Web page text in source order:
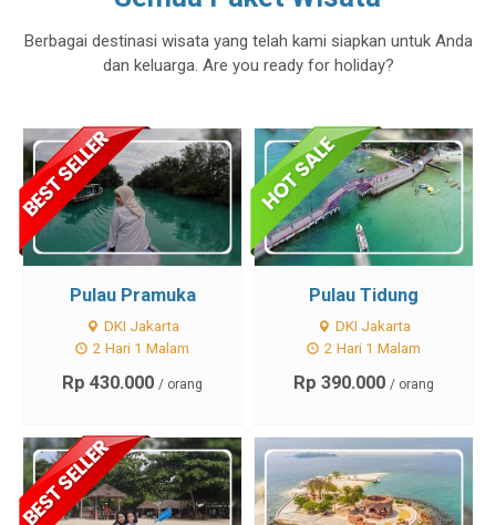
Berbagai destinasi wisata yang telah kami siapkan untuk Anda
dan keluarga. Are you ready for holiday?
Pulau Pramuka
DKI Jakarta
2 Hari 1 Malam
Rp 430.000 / orang
Pulau Tidung
DKI Jakarta
2 Hari 1 Malam
Rp 390.000 / orang